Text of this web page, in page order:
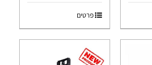
פרטים